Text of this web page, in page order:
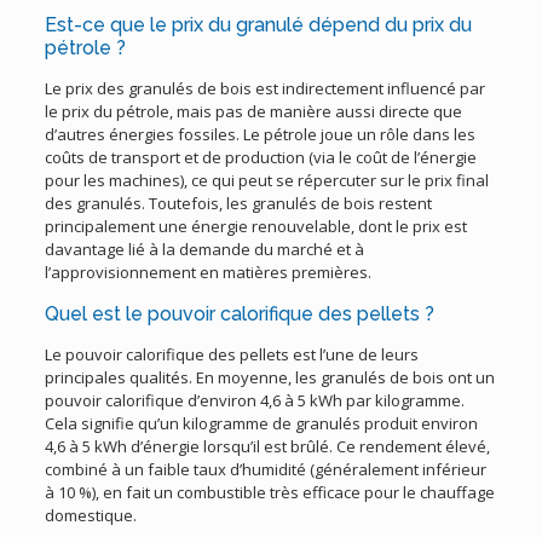
Est-ce que le prix du granulé dépend du prix du
pétrole ?
Le prix des granulés de bois est indirectement influencé par
le prix du pétrole, mais pas de manière aussi directe que
d’autres énergies fossiles. Le pétrole joue un rôle dans les
coûts de transport et de production (via le coût de l’énergie
pour les machines), ce qui peut se répercuter sur le prix final
des granulés. Toutefois, les granulés de bois restent
principalement une énergie renouvelable, dont le prix est
davantage lié à la demande du marché et à
l’approvisionnement en matières premières.
Quel est le pouvoir calorifique des pellets ?
Le pouvoir calorifique des pellets est l’une de leurs
principales qualités. En moyenne, les granulés de bois ont un
pouvoir calorifique d’environ 4,6 à 5 kWh par kilogramme.
Cela signifie qu’un kilogramme de granulés produit environ
4,6 à 5 kWh d’énergie lorsqu’il est brûlé. Ce rendement élevé,
combiné à un faible taux d’humidité (généralement inférieur
à 10 %), en fait un combustible très efficace pour le chauffage
domestique.